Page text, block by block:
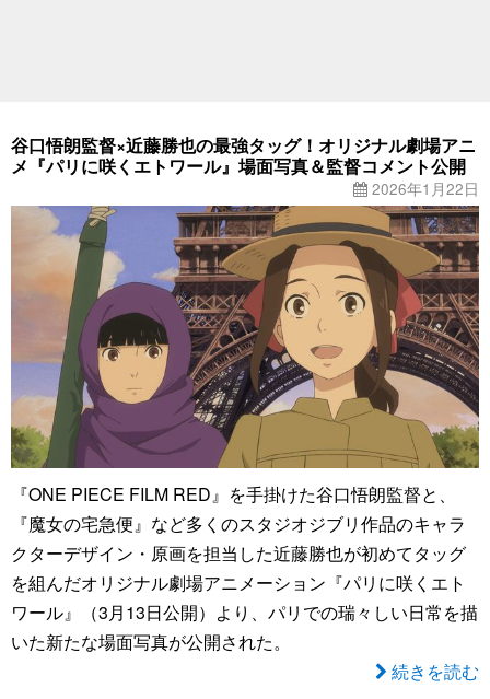
谷口悟朗監督×近藤勝也の最強タッグ！オリジナル劇場アニ
メ『パリに咲くエトワール』場面写真＆監督コメント公開
2026年1月22日
『ONE PIECE FILM RED』を手掛けた谷口悟朗監督と、
『魔女の宅急便』など多くのスタジオジブリ作品のキャラ
クターデザイン・原画を担当した近藤勝也が初めてタッグ
を組んだオリジナル劇場アニメーション『パリに咲くエト
ワール』（3月13日公開）より、パリでの瑞々しい日常を描
いた新たな場面写真が公開された。
続きを読む